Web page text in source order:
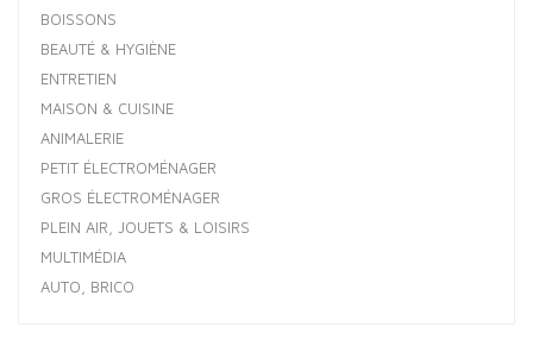
BOISSONS
BEAUTÉ & HYGIÈNE
ENTRETIEN
MAISON & CUISINE
ANIMALERIE
PETIT ÉLECTROMÉNAGER
GROS ÉLECTROMÉNAGER
PLEIN AIR, JOUETS & LOISIRS
MULTIMÉDIA
AUTO, BRICO